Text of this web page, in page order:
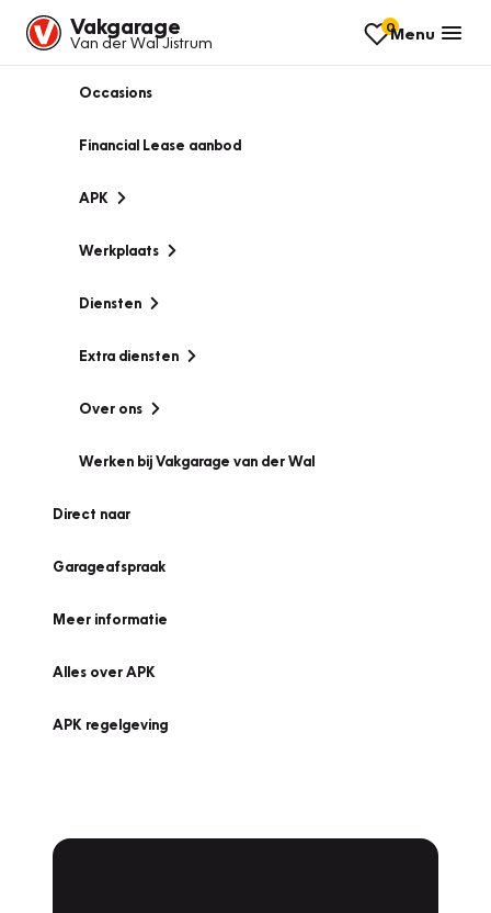
Vakgarage
Van der Wal Jistrum
0Menu
Occasions
Financial Lease aanbod
APK
Werkplaats
Diensten
Extra diensten
Over ons
Werken bij Vakgarage van der Wal
Direct naar
Garageafspraak
Meer informatie
Alles over APK
APK regelgeving